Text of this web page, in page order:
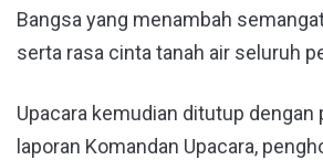
Bangsa yang menambah
serta rasa cinta tanah air seluruh
Upacara kemudian ditutup dengan
laporan Komandan Upacara,